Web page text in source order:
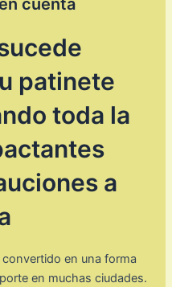
cuenta
patinete
toda la
a
en una forma
en muchas ciudades.